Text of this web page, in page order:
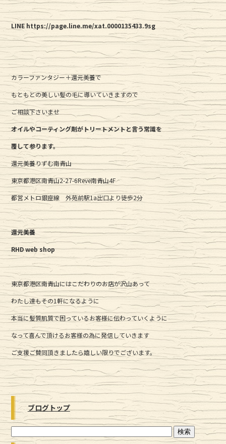
LINE https://page.line.me/xat.0000135433.9sg
カラーファンタジー＋還元美養で
もともとの美しい髪の毛に導いていきますので
ご相談下さいませ
オイルやコーティング剤がトリートメントと言う常識を
覆して参ります。
還元美養りずむ南青山
東京都港区南青山2-27-6Reve南青山4F
都営メトロ銀座線 外苑前駅1a出口より徒歩2分
還元美養
RHD web shop
東京都港区南青山にはこだわりのお店が沢山あって
わたし達もその1軒になるように
本当に髪質肌質で困っているお客様に伝わっていくように
なって喜んで頂けるお客様の為に発信していきます
ご支援ご賛同頂きましたら嬉しい限りでございます。
ブログトップ